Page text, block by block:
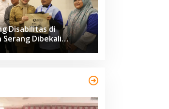
Disabilitas di
Dibekali
Hasil